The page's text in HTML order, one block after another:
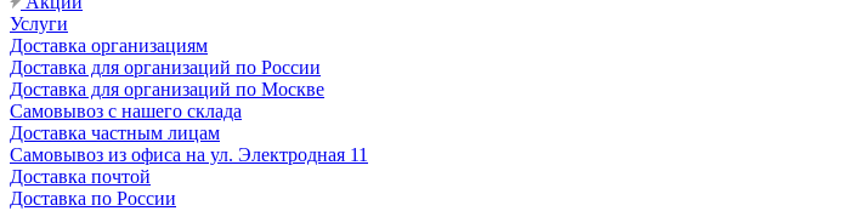
Услуги
Доставка организациям
Доставка для организаций по России
Доставка для организаций по Москве
Самовывоз с нашего склада
Доставка частным лицам
Самовывоз из офиса на ул. Электродная 11
Доставка почтой
Доставка по России